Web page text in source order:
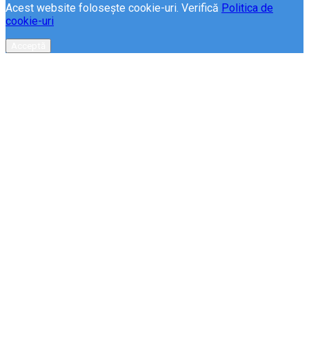
Acest website folosește cookie-uri. Verifică Politica de
cookie-uri